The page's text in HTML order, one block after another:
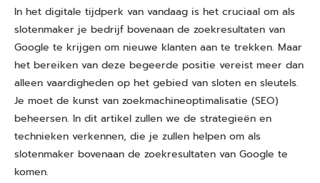
In het digitale tijdperk van vandaag is het cruciaal om als
slotenmaker je bedrijf bovenaan de zoekresultaten van
Google te krijgen om nieuwe klanten aan te trekken. Maar
het bereiken van deze begeerde positie vereist meer dan
alleen vaardigheden op het gebied van sloten en sleutels.
Je moet de kunst van zoekmachineoptimalisatie (SEO)
beheersen. In dit artikel zullen we de strategieën en
technieken verkennen, die je zullen helpen om als
slotenmaker bovenaan de zoekresultaten van Google te
komen.